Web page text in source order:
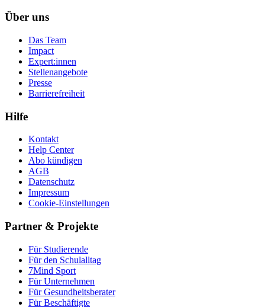
Über uns
Das Team
Impact
Expert:innen
Stellenangebote
Presse
Barrierefreiheit
Hilfe
Kontakt
Help Center
Abo kündigen
AGB
Datenschutz
Impressum
Cookie-Einstellungen
Partner & Projekte
Für Stu­die­rende
Für den Schulalltag
7Mind Sport
Für Unter­neh­men
Für Gesund­heits­be­ra­ter
Für Beschäftigte